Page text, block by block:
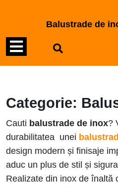
Balustrade de
Open
Categorie:
Cauti balustrade de inox?
durabilitatea unei
design modern și finisaje
aduc un plus de stil și
Realizate din inox de înaltă